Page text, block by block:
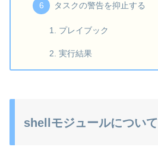
タスクの警告を抑止する
プレイブック
実行結果
shellモジュールについて